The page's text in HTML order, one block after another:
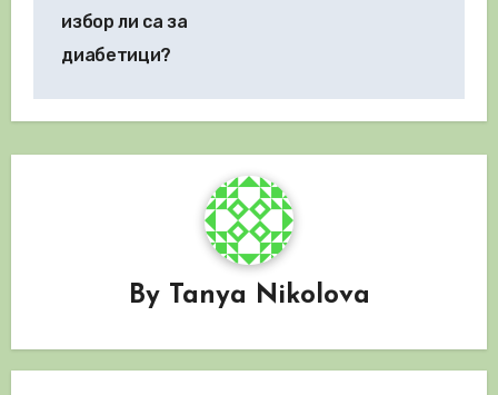
избор ли са за
диабетици?
By Tanya Nikolova